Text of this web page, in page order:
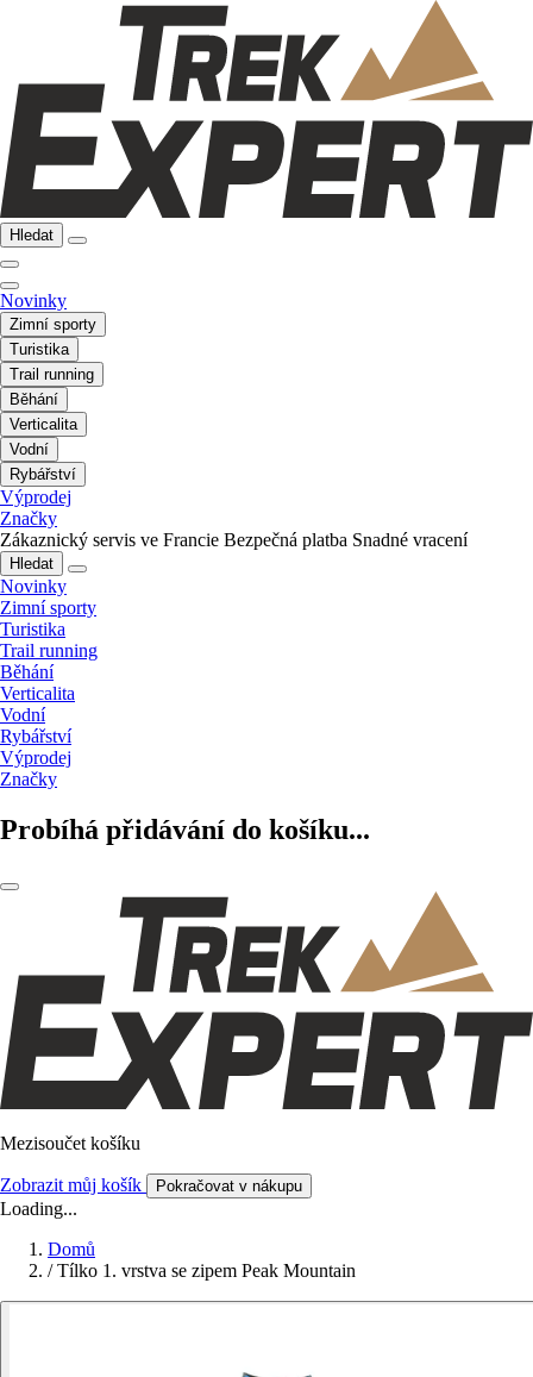
Hledat
Novinky
Zimní sporty
Turistika
Trail running
Běhání
Verticalita
Vodní
Rybářství
Výprodej
Značky
Zákaznický servis ve Francie Bezpečná platba Snadné vracení
Hledat
Novinky
Zimní sporty
Turistika
Trail running
Běhání
Verticalita
Vodní
Rybářství
Výprodej
Značky
Probíhá přidávání do košíku...
Mezisoučet košíku
Zobrazit můj košík Pokračovat v nákupu
Loading...
Domů
/ Tílko 1. vrstva se zipem Peak Mountain